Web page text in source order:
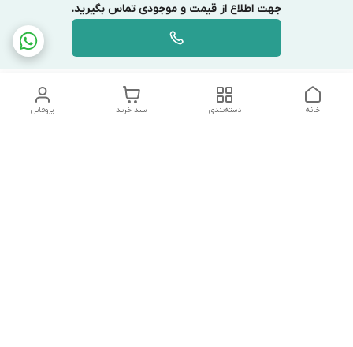
جهت اطلاع از قیمت و موجودی تماس بگیرید.
پروفایل سبد خرید دسته‌بندی خانه